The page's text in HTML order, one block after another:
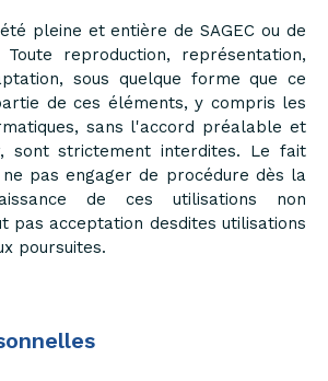
pleine et entière de SAGEC ou de
reproduction, représentation,
sous quelque forme que ce
de ces éléments, y compris les
sans l'accord préalable et
sont strictement interdites. Le fait
pas engager de procédure dès la
de ces utilisations non
pas acceptation desdites utilisations
poursuites.